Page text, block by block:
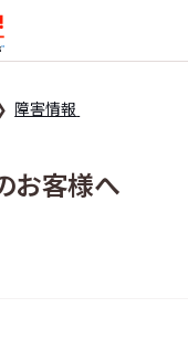
ロリポップ！レンタル
障害情報
お客様へ